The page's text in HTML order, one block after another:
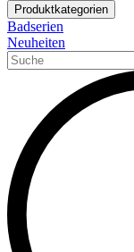
Produktkategorien
Badserien
Neuheiten